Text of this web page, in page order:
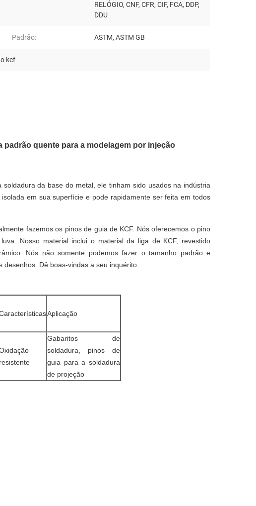
RELÓGIO, CNF, CFR, CIF, FCA, DDP,
DDU
Padrão: ASTM, ASTM GB
kcf
quente para a modelagem por injeção
da base do metal, ele tinham sido usados na indústria
em sua superfície e pode rapidamente ser feita em todos
fazemos os pinos de guia de KCF. Nós oferecemos o pino
Nosso material inclui o material da liga de KCF, revestido
Nós não somente podemos fazer o tamanho padrão e
Dê boas-vindas a seu inquérito.
Aplicação
resistente
Gabaritos de
soldadura, pinos de
guia para a soldadura
de projeção